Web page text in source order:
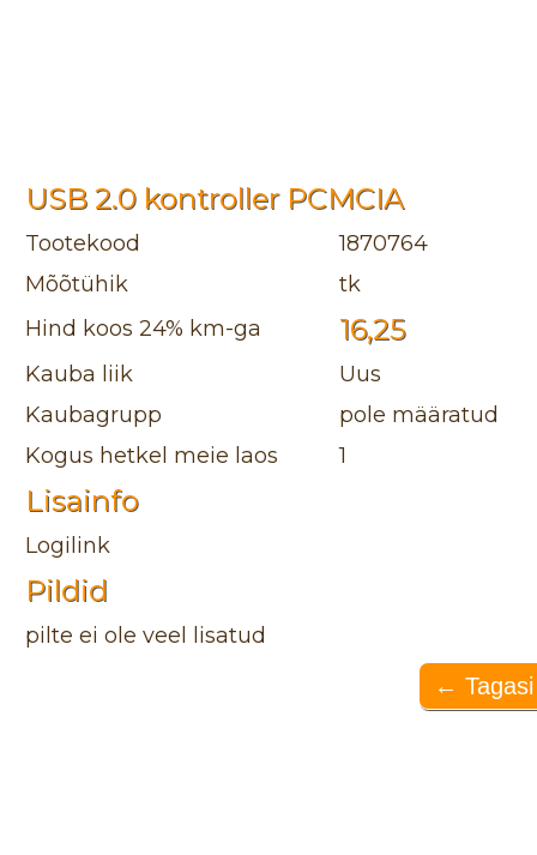
USB 2.0 kontroller PCMCIA
Tootekood
1870764
Mõõtühik
tk
Hind koos 24% km-ga
16,25
Kauba liik
Uus
Kaubagrupp
pole määratud
Kogus hetkel meie laos
1
Lisainfo
Logilink
Pildid
pilte ei ole veel lisatud